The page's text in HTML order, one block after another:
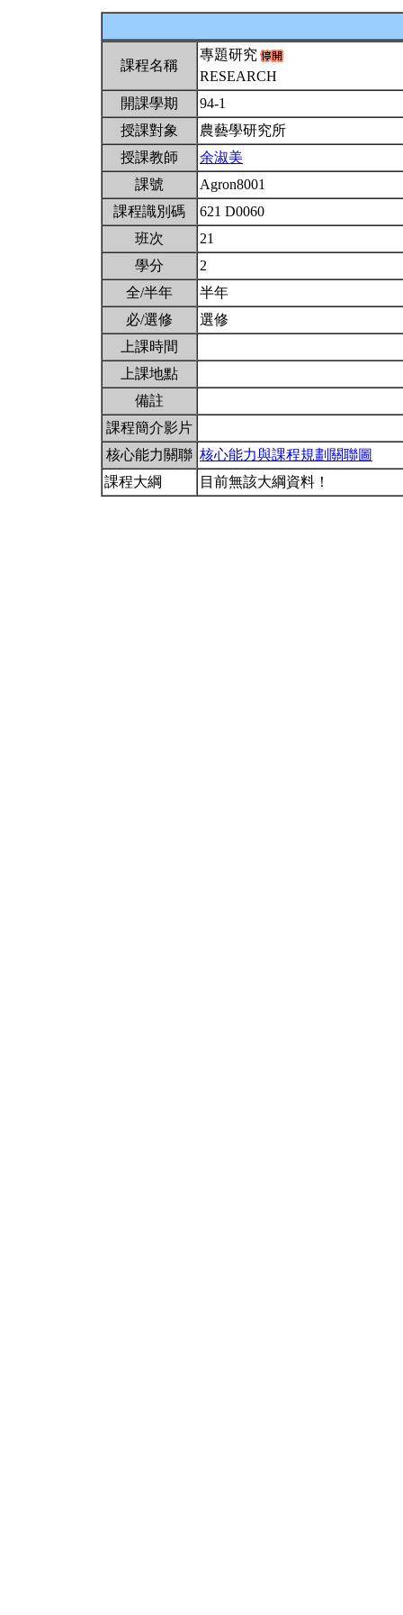
課程名稱
專題研究
RESEARCH
開課學期
94-1
授課對象
農藝學研究所
授課教師
余淑美
課號
Agron8001
課程識別碼
621 D0060
班次
21
學分
2
全/半年
半年
必/選修
選修
上課時間
上課地點
備註
課程簡介影片
核心能力關聯 核心能力與課程規劃關聯圖
課程大綱
目前無該大綱資料！